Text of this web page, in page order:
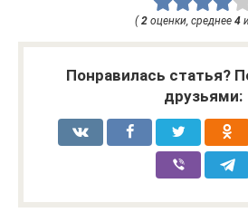
( 2 оценки, среднее 4
Понравилась статья?
друзьями: